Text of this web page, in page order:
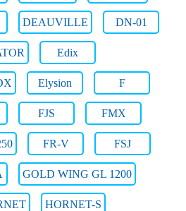
DEAUVILLE DN-01
Edix
Elysion F
FJS FMX
FR-V FSJ
GOLD WING GL 1200
HORNET-S